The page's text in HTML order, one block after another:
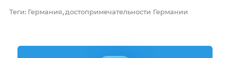
Теги: Германия, достопримечательности Германии